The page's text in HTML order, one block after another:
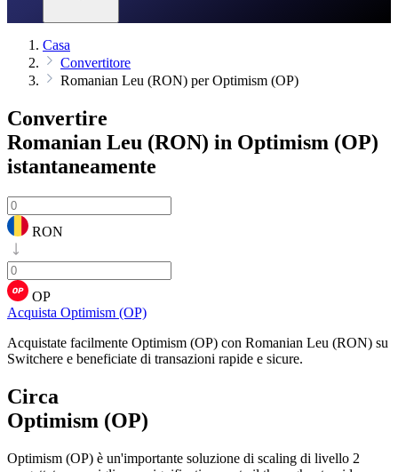
Casa
Convertitore
Romanian Leu (RON) per Optimism (OP)
Convertire
Romanian Leu (RON) in Optimism (OP)
istantaneamente
RON
OP
Acquista Optimism (OP)
Acquistate facilmente Optimism (OP) con Romanian Leu (RON) su
Switchere e beneficiate di transazioni rapide e sicure.
Circa
Optimism (OP)
Optimism (OP) è un'importante soluzione di scaling di livello 2